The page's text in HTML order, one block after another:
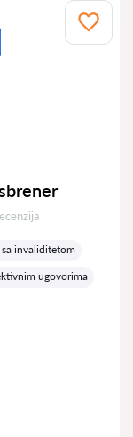
invaliditetom
ugovorima